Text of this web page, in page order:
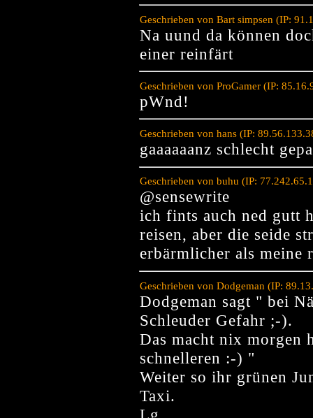
Geschrieben von Bart simpsen (IP:
Na uund da können
einer reinfärt
Geschrieben von ProGamer (IP:
pWnd!
Geschrieben von hans (IP:
gaaaaaanz schlecht
Geschrieben von buhu (IP:
@sensewrite
ich fints auch ned gutt
reisen, aber die seide
erbärmlicher als meine
Geschrieben von Dodgeman (IP:
Dodgeman sagt " bei
Schleuder Gefahr ;-).
Das macht nix morgen
schnelleren :-) "
Weiter so ihr grünen
Taxi.
Lg